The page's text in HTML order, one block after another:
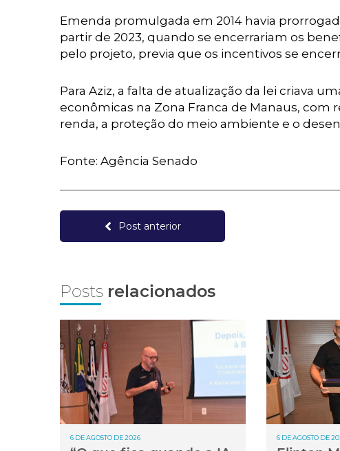
Emenda promulgada em 2014 havia
partir de 2023, quando se encerrariam os
pelo projeto, previa que os incentivos se
Para Aziz, a falta de atualização da lei criava
econômicas na Zona Franca de Manaus, com
renda, a proteção do meio ambiente e o
Fonte: Agência Senado
Post anterior
Posts relacionados
6 DE AGOSTO DE 2026 6 DE AGOSTO DE